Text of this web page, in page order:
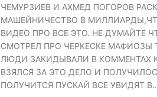
ЧЕМУРЗИЕВ И АХМЕД ПОГОРОВ
МАШЕЙНИЧЕСТВО В
ВИДЕО ПРО ВСЕ ЭТО. НЕ ДУМАЙТЕ
СМОТРЕЛ ПРО ЧЕРКЕСКЕ МАФИОЗЫ
ЛЮДИ ЗАКИДЫВАЛИ В КОММЕНТАХ
ВЗЯЛСЯ ЗА ЭТО ДЕЛО И
ПОЛУЧИТСЯ ПУСКАЙ ВСЕ УВИДЯТ В